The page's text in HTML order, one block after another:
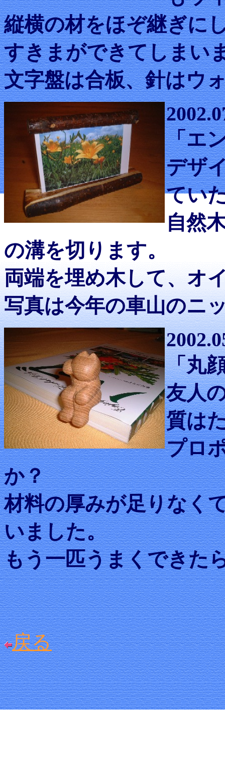
縦横の材をほぞ継ぎに
すきまができてしまい
文字盤は合板、針はウ
「エ
デザ
てい
自然
の溝を切ります。
両端を埋め木して、オ
写真は今年の車山のニ
「丸
友人
質は
プロ
か？
材料の厚みが足りなく
いました。
もう一匹うまくできた
戻る